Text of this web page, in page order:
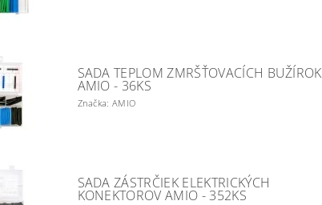
SADA TEPLOM ZMRŠŤOVACÍCH BUŽÍROK
AMIO - 36KS
Značka: AMIO
SADA ZÁSTRČIEK ELEKTRICKÝCH
KONEKTOROV AMIO - 352KS